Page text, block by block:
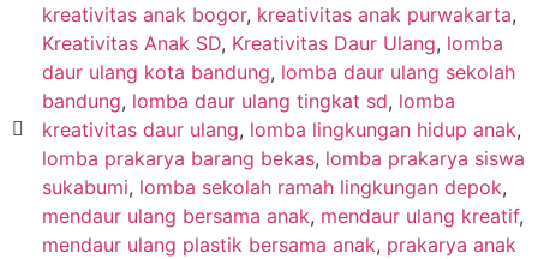
kreativitas anak bogor, kreativitas anak purwakarta,
Kreativitas Anak SD, Kreativitas Daur Ulang, lomba
daur ulang kota bandung, lomba daur ulang sekolah
bandung, lomba daur ulang tingkat sd, lomba
kreativitas daur ulang, lomba lingkungan hidup anak,
lomba prakarya barang bekas, lomba prakarya siswa
sukabumi, lomba sekolah ramah lingkungan depok,
mendaur ulang bersama anak, mendaur ulang kreatif,
mendaur ulang plastik bersama anak, prakarya anak